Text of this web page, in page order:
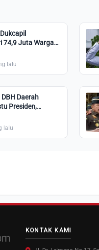
74,9 Juta Warga
lalu
Daerah
Presiden,
lalu
KONTAK KAMI